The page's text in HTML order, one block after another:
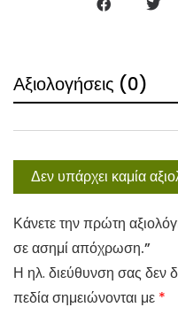
Αξιολογήσεις (0)
Δεν υπάρχει καμία
Κάνετε την πρώτη
σε ασημί απόχρωση.”
Η ηλ. διεύθυνση σας δεν
πεδία σημειώνονται με *